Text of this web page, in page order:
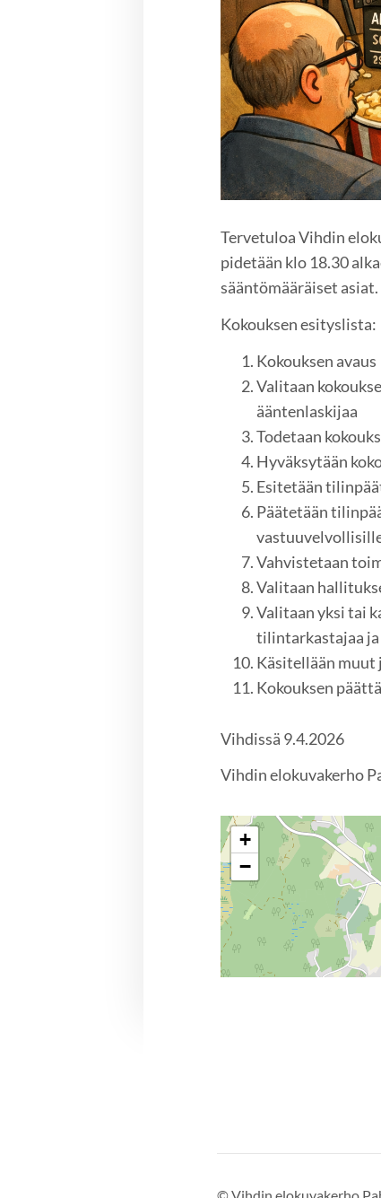
Tervetuloa Vihdin
pidetään klo 18.30
sääntömääräiset asiat.
Kokouksen esityslista:
Kokouksen avaus
Valitaan
ääntenlaskijaa
Todetaan
Hyväksytään
Esitetään
Päätetään
Vahvistetaan
Valitaan
Valitaan yksi tai
tilintarkastajaa
Käsitellään muut
Kokouksen
Vihdissä 9.4.2026
Vihdin elokuvakerho
+
−